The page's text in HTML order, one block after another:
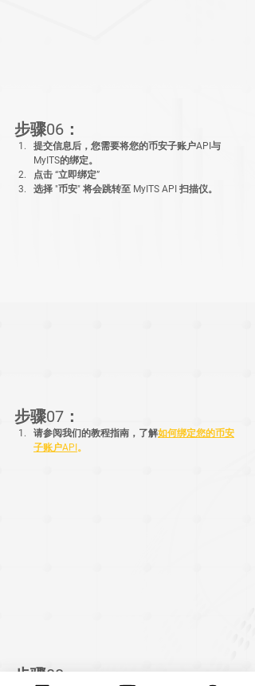
步骤06：
提交信息后，您需要将您的币安子账户API与
MyITS的绑定。
点击 “立即绑定”
选择 "币安" 将会跳转至 MyITS API 扫描仪。
步骤07：
请参阅我们的教程指南，了解如何绑定您的币安
子账户API。
步骤08：